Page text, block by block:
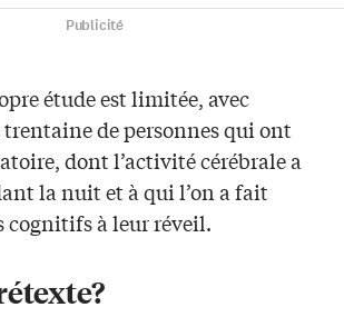
Publicité
étude est limitée, avec
de personnes qui ont
dont l’activité cérébrale a
la nuit et à qui l’on a fait
cognitifs à leur réveil.